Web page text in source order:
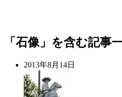
「石像」を含む記事
2013年8月14日